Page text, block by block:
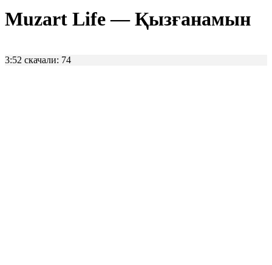
Muzart Life — Қызғанамын
3:52 скачали: 74